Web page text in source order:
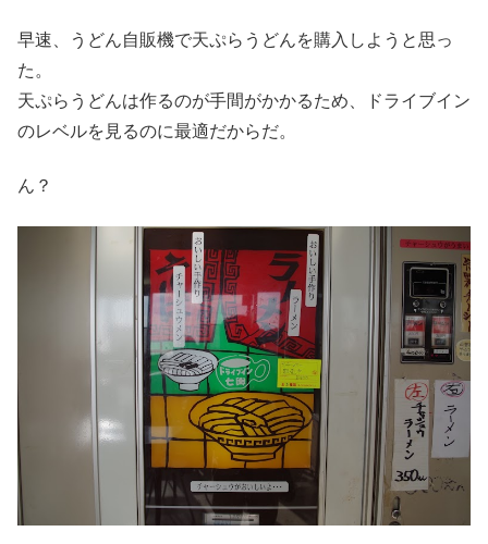
早速、うどん自販機で天ぷらうどんを購入しようと思っ
た。
天ぷらうどんは作るのが手間がかかるため、ドライブイン
のレベルを見るのに最適だからだ。
ん？